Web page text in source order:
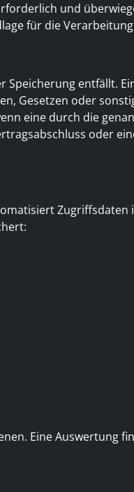
und
für die
entfällt.
Gesetzen oder
eine durch die
oder
Zugriffsdaten
Eine Auswertung